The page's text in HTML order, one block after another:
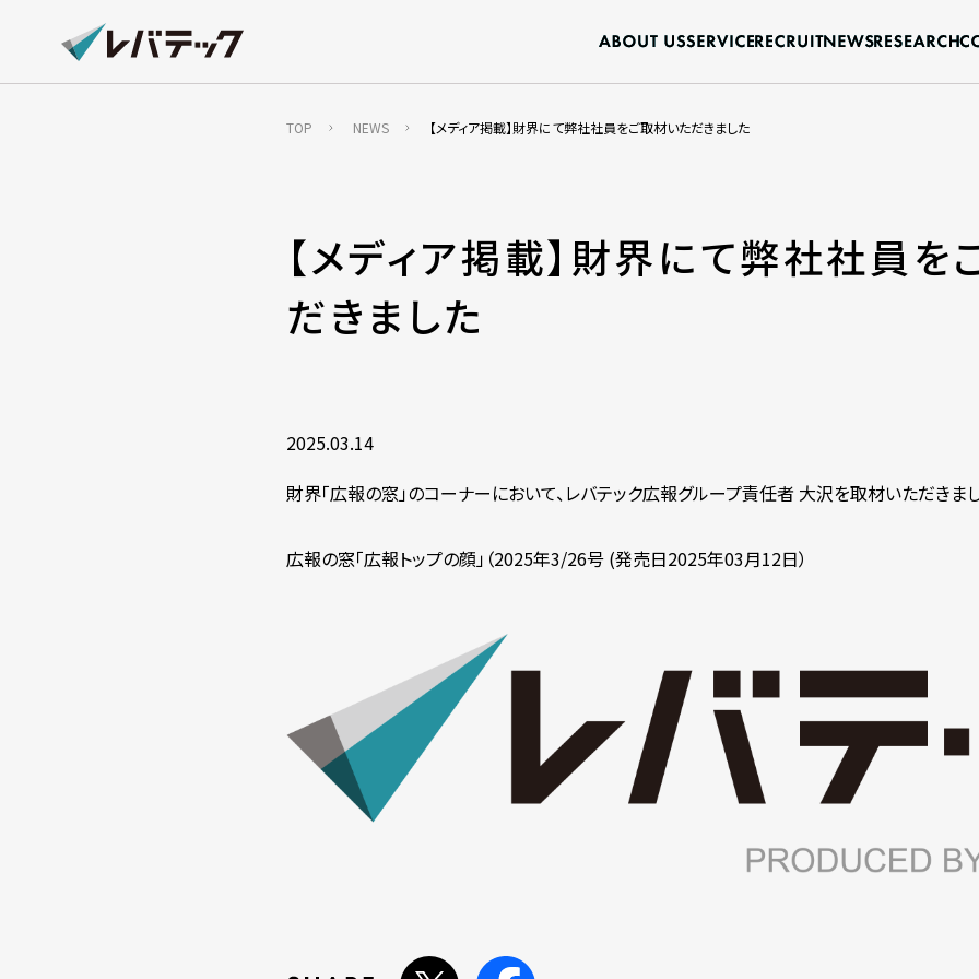
TOP NEWS 【メディア掲載】財界にて弊社社員をご取材いただきました
【メディア掲載】財界にて弊社社員を
だきました
2025.03.14
財界「広報の窓」のコーナーにおいて、レバテック広報グループ責任者 大沢を取材いただきま
広報の窓「広報トップの顔」（2025年3/26号 (発売日2025年03月12日）